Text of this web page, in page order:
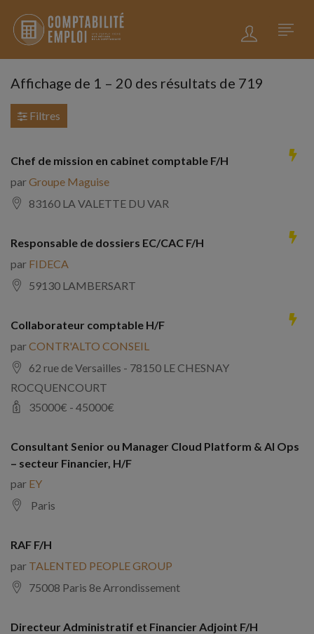
Affichage de 1 – 20 des résultats de 719
Filtres
Chef de mission en cabinet comptable F/H
parGroupe Maguise
83160 LA VALETTE DU VAR
Responsable de dossiers EC/CAC F/H
par FIDECA
59130 LAMBERSART
Collaborateur comptable H/F
parCONTR'ALTO CONSEIL
62 rue de Versailles - 78150 LE CHESNAY
ROCQUENCOURT
35000€ - 45000€
Consultant Senior ou Manager Cloud Platform & AI Ops
– secteur Financier, H/F
par EY
Paris
RAF F/H
par TALENTED PEOPLE GROUP
75008 Paris 8e Arrondissement
Directeur Administratif et Financier Adjoint F/H